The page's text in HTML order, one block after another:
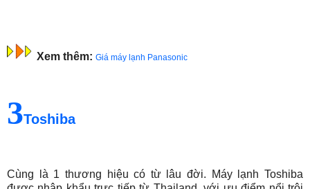
Xem thêm: Giá máy lạnh Panasonic
3Toshiba
Cùng là 1 thương hiệu có từ lâu đời. Máy lạnh Toshiba